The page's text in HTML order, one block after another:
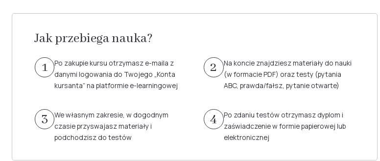
Jak przebiega nauka?
1
Po zakupie kursu otrzymasz e-maila z
danymi logowania do Twojego „Konta
kursanta” na platformie e-learningowej
2
Na koncie znajdziesz materiały do nauki
(w formacie PDF) oraz testy (pytania
ABC, prawda/fałsz, pytanie otwarte)
3
We własnym zakresie, w dogodnym
czasie przyswajasz materiały i
podchodzisz do testów
4
Po zdaniu testów otrzymasz dyplom i
zaświadczenie w formie papierowej lub
elektronicznej